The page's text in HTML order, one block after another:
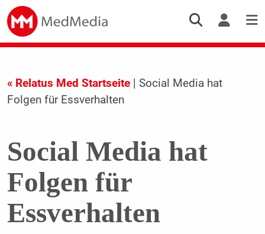
« Relatus Med Startseite| Social Media hat
Folgen für Essverhalten
Social Media hat
Folgen für
Essverhalten